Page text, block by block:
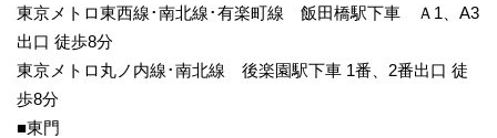
東京メトロ東西線･南北線･有楽町線 飯田橋駅下車 Ａ1、A3
出口 徒歩8分
東京メトロ丸ノ内線･南北線 後楽園駅下車 1番、2番出口 徒
歩8分
■東門